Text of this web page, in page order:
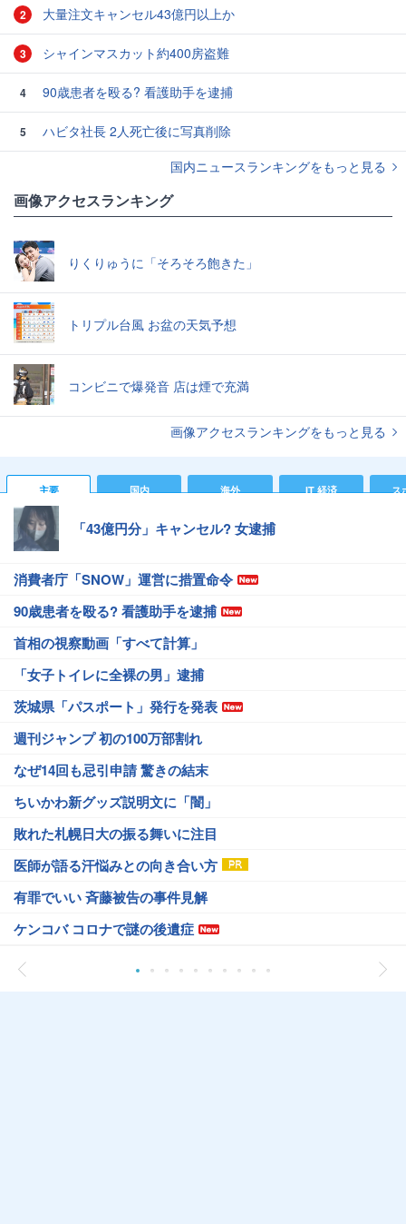
2 大量注文キャンセル43億円以上か
3 シャインマスカット約400房盗難
4 90歳患者を殴る? 看護助手を逮捕
5
ハビタ社長 2人死亡後に写真削除
国内ニュースランキングをもっと見る
画像アクセスランキング
りくりゅうに「そろそろ飽きた」
トリプル台風 お盆の天気予想
コンビニで爆発音 店は煙で充満
画像アクセスランキングをもっと見る
主要 国内 海外 IT 経済 ス
「43億円分」キャンセル? 女逮捕
消費者庁「SNOW」運営に措置命令
90歳患者を殴る? 看護助手を逮捕
首相の視察動画「すべて計算」
「女子トイレに全裸の男」逮捕
茨城県「パスポート」発行を発表
週刊ジャンプ 初の100万部割れ
なぜ14回も忌引申請 驚きの結末
ちいかわ新グッズ説明文に「闇」
敗れた札幌日大の振る舞いに注目
医師が語る汗悩みとの向き合い方
有罪でいい 斉藤被告の事件見解
ケンコバ コロナで謎の後遺症